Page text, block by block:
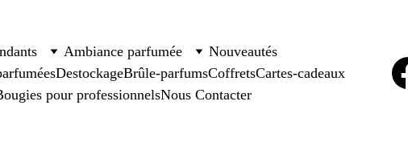
Ambiance parfumée
Nouveautés
DestockageBrûle-parfumsCoffretsCartes-cadeaux
pour professionnelsNous Contacter